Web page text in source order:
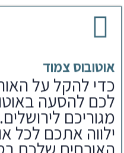
כדי להקל על
לכם להסעה
מגוריכם
ילווה אתכם לכל
האורחים שלכם